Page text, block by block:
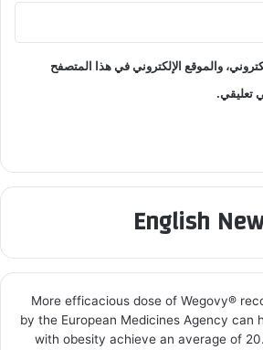
والموقع الإلكتروني في هذا المتصفح
تعليقي.
English
More efficacious dose of Wegovy®️
by the European Medicines Agency can
with obesity achieve an average of